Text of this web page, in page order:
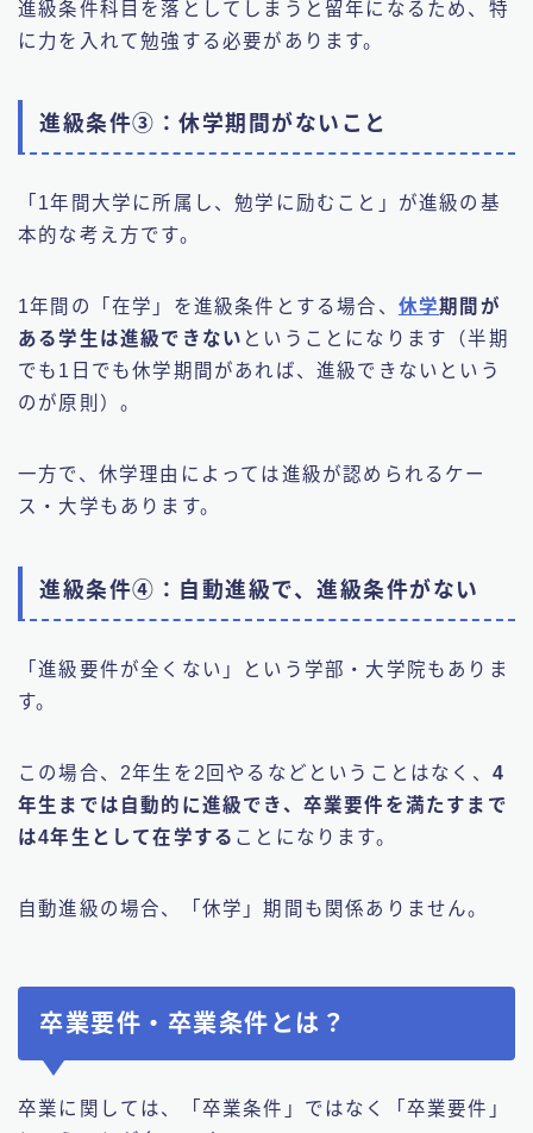
進級条件科目を落としてしまうと留年になるため、特
に力を入れて勉強する必要があります。
進級条件③：休学期間がないこと
「1年間大学に所属し、勉学に励むこと」が進級の基
本的な考え方です。
1年間の「在学」を進級条件とする場合、 休学期間が
ある学生は進級できない ということになります（半期
でも1日でも休学期間があれば、進級できないという
のが原則）。
一方で、休学理由によっては進級が認められるケー
ス・大学もあります。
進級条件④：自動進級で、進級条件がない
「進級要件が全くない」という学部・大学院もありま
す。
この場合、2年生を2回やるなどということはなく、 4
年生までは自動的に進級でき、卒業要件を満たすまで
は4年生として在学する ことになります。
自動進級の場合、「休学」期間も関係ありません。
卒業要件・卒業条件とは？
卒業に関しては、「卒業条件」ではなく「卒業要件」